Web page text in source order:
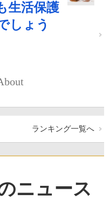
生活保護
しょう
ランキング一覧へ
ニュース